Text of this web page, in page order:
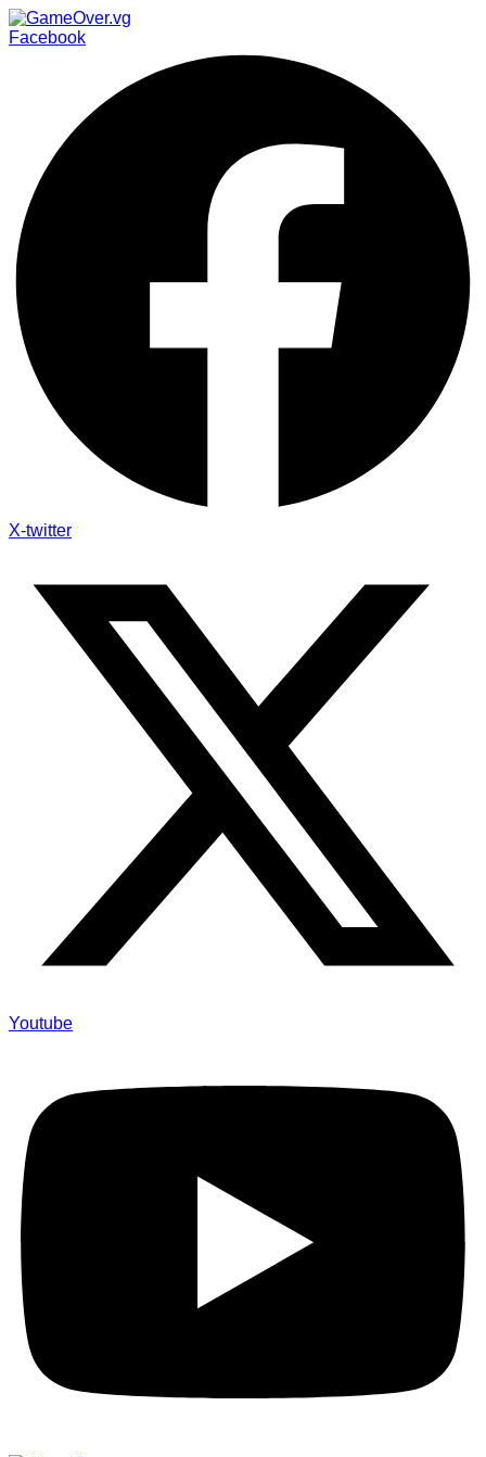
Facebook
X-twitter
Youtube